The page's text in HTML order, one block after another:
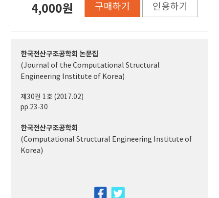
4,000원 구매하기 인용하기
한국전산구조공학회 논문집
(Journal of the Computational Structural
Engineering Institute of Korea)
제30권 1호 (2017.02)
pp.23-30
한국전산구조공학회
(Computational Structural Engineering Institute of
Korea)
facebook